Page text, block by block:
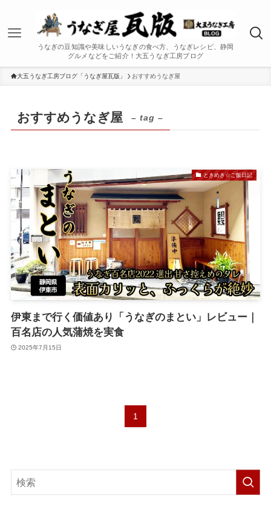
うなぎの豆知識や美味しいうなぎの食べ方、うなぎレシピ、静岡
グルメなどをご紹介！大五うなぎ工房ブログ
大五うなぎ工房ブログ「うなぎ屋瓦版」 おすすめうなぎ屋
おすすめうなぎ屋 – tag –
ときめき☆ご飯日記
伊東まで行く価値あり「うなぎのまとい」レビュー｜
百名店の人気蒲焼を実食
2025年7月15日
1